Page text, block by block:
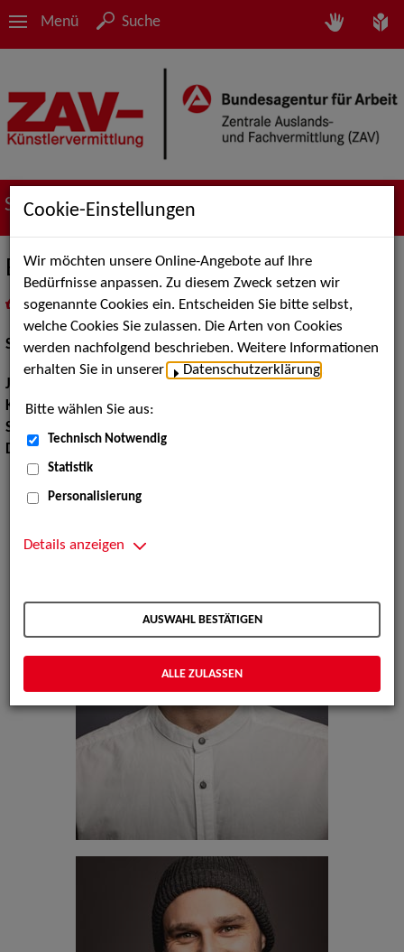
Menü Suche
Suche nach Künstler*innen
Björn Boresch
als PDF speichern
inMeine Merklistelegen
Schauspiel:Bühne
Jahrgang:
Körpergröße:193 cm
Sprachen:
Dialekte:
Cookie-Einstellungen
Wir möchten unsere Online-Angebote auf Ihre
Bedürfnisse anpassen. Zu diesem Zweck setzen wir
sogenannte Cookies ein. Entscheiden Sie bitte selbst,
welche Cookies Sie zulassen. Die Arten von Cookies
werden nachfolgend beschrieben. Weitere Informationen
erhalten Sie in unserer
Datenschutzerklärung
Bitte wählen Sie aus:
Technisch Notwendig
Statistik
Personalisierung
Details anzeigen
AUSWAHL BESTÄTIGEN
ALLE ZULASSEN